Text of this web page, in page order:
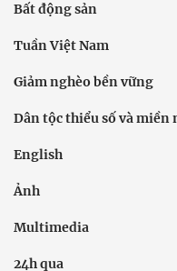
Bất động sản
Tuần Việt Nam
Giảm nghèo bền vững
Dân tộc thiểu số và miền
English
Ảnh
Multimedia
24h qua